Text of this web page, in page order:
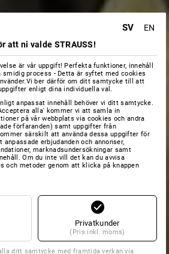
SV
EN
att ni valde STRAUSS!
är vår uppgift! Perfekta funktioner, innehåll
process - Detta är syftet med cookies
ber därför om ditt samtycke till att
enligt dina individuella val.
anpassat innehåll behöver vi ditt samtycke.
alla' kommer vi att samla in
på vår webbplats via cookies och andra
förfaranden) samt uppgifter från
särskilt att använda dessa uppgifter för
erbjudanden och annonser,
marknadsundersökningar samt
Om du inte vill det kan du avvisa
och metoder genom att klicka på knappen
Privatkunder
(Pris inkl. moms)
ditt samtycke med framtida verkan via